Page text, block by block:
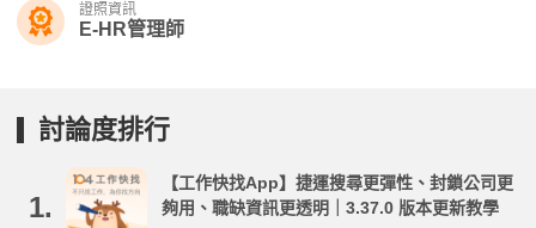
證照資訊
E-HR管理師
討論度排行
1.
【工作快找App】捷運搜尋更彈性、封鎖公司更
夠用、職缺資訊更透明｜3.37.0 版本更新教學